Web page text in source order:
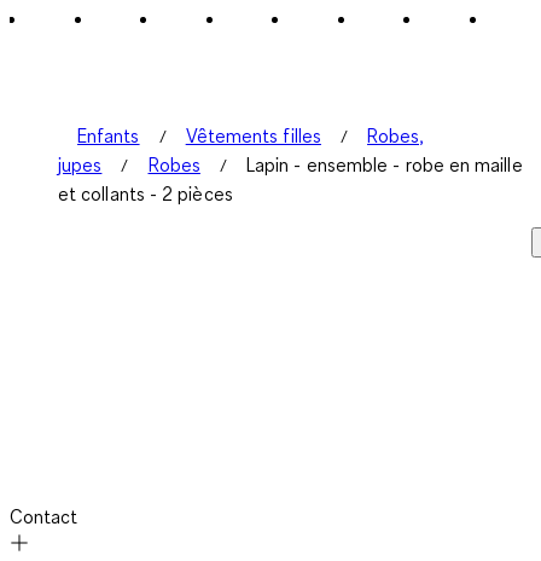
Enfants Vêtements filles
Robes,
jupes
Robes
Lapin - ensemble - robe en maille
et collants - 2 pièces
Contact